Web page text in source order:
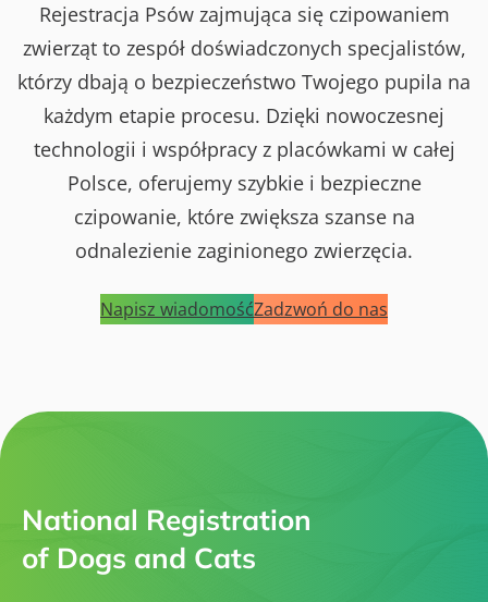
Rejestracja Psów zajmująca się czipowaniem
zwierząt to zespół doświadczonych specjalistów,
którzy dbają o bezpieczeństwo Twojego pupila na
każdym etapie procesu. Dzięki nowoczesnej
technologii i współpracy z placówkami w całej
Polsce, oferujemy szybkie i bezpieczne
czipowanie, które zwiększa szanse na
odnalezienie zaginionego zwierzęcia.
Napisz wiadomośćZadzwoń do nas
National Registration
of Dogs and Cats